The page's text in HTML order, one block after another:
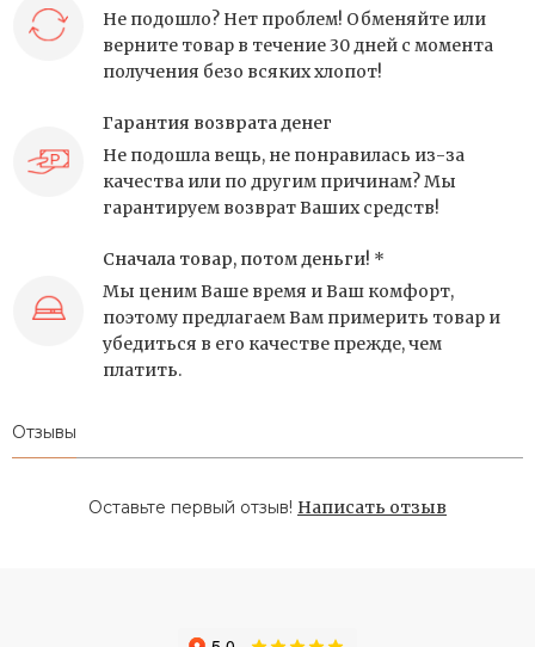
Не подошло? Нет проблем! Обменяйте или
верните товар в течение 30 дней с момента
получения безо всяких хлопот!
Гарантия возврата денег
Не подошла вещь, не понравилась из-за
качества или по другим причинам? Мы
гарантируем возврат Ваших средств!
Сначала товар, потом деньги! *
Мы ценим Ваше время и Ваш комфорт,
поэтому предлагаем Вам примерить товар и
убедиться в его качестве прежде, чем
платить.
Отзывы
Оставьте первый отзыв! Написать отзыв